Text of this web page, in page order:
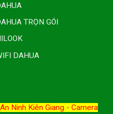
TRỌN GÓI
DAHUA
Ninh Kiên Giang - Camera